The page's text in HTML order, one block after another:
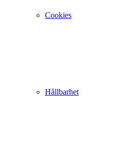
Cookies
Hållbarhet